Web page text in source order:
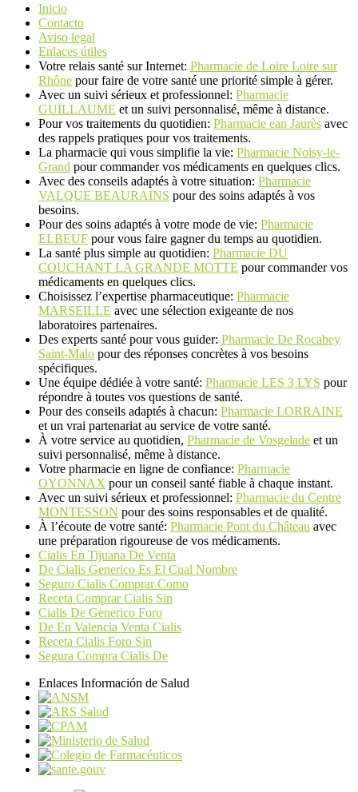
Inicio
Contacto
Aviso legal
Enlaces útiles
Votre relais santé sur Internet: Pharmacie de Loire Loire sur
Rhône pour faire de votre santé une priorité simple à gérer.
Avec un suivi sérieux et professionnel: Pharmacie
GUILLAUME et un suivi personnalisé, même à distance.
Pour vos traitements du quotidien: Pharmacie ean Jaurès avec
des rappels pratiques pour vos traitements.
La pharmacie qui vous simplifie la vie: Pharmacie Noisy-le-
Grand pour commander vos médicaments en quelques clics.
Avec des conseils adaptés à votre situation: Pharmacie
VALQUE BEAURAINS pour des soins adaptés à vos
besoins.
Pour des soins adaptés à votre mode de vie: Pharmacie
ELBEUF pour vous faire gagner du temps au quotidien.
La santé plus simple au quotidien: Pharmacie DU
COUCHANT LA GRANDE MOTTE pour commander vos
médicaments en quelques clics.
Choisissez l’expertise pharmaceutique: Pharmacie
MARSEILLE avec une sélection exigeante de nos
laboratoires partenaires.
Des experts santé pour vous guider: Pharmacie De Rocabey
Saint-Malo pour des réponses concrètes à vos besoins
spécifiques.
Une équipe dédiée à votre santé: Pharmacie LES 3 LYS pour
répondre à toutes vos questions de santé.
Pour des conseils adaptés à chacun: Pharmacie LORRAINE
et un vrai partenariat au service de votre santé.
À votre service au quotidien, Pharmacie de Vosgelade et un
suivi personnalisé, même à distance.
Votre pharmacie en ligne de confiance: Pharmacie
OYONNAX pour un conseil santé fiable à chaque instant.
Avec un suivi sérieux et professionnel: Pharmacie du Centre
MONTESSON pour des soins responsables et de qualité.
À l’écoute de votre santé: Pharmacie Pont du Château avec
une préparation rigoureuse de vos médicaments.
Cialis En Tijuana De Venta
De Cialis Generico Es El Cual Nombre
Seguro Cialis Comprar Como
Receta Comprar Cialis Sin
Cialis De Generico Foro
De En Valencia Venta Cialis
Receta Cialis Foro Sin
Segura Compra Cialis De
Enlaces Información de Salud